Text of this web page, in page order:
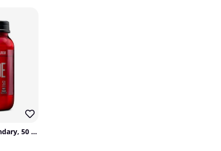
BSN N.O.-Xplode Legendary, 50 servings